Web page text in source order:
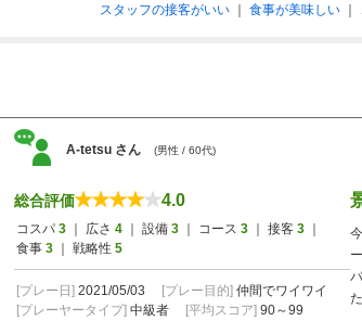
スタッフの接客がいい
食事が美味しい
A-tetsu さん (男性 / 60代)
総合評価 4.0
コスパ 3 ｜ 広さ 4 ｜ 設備 3 ｜ コース 3 ｜ 接客 3
食事 3 ｜ 戦略性 5
[プレー日] 2021/05/03 [プレー目的] 仲間でワイワイ
[プレーヤータイプ] 中級者 [平均スコア] 90～99
た